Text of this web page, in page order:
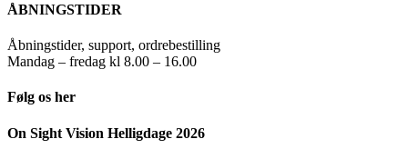
ÅBNINGSTIDER
Åbningstider, support, ordrebestilling
Mandag – fredag kl 8.00 – 16.00
Følg os her
On Sight Vision Helligdage 2026